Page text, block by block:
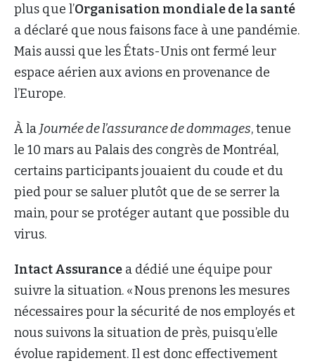
plus que l’Organisation mondiale de la santé
a déclaré que nous faisons face à une pandémie.
Mais aussi que les États-Unis ont fermé leur
espace aérien aux avions en provenance de
l’Europe.
À la Journée de l’assurance de dommages, tenue
le 10 mars au Palais des congrès de Montréal,
certains participants jouaient du coude et du
pied pour se saluer plutôt que de se serrer la
main, pour se protéger autant que possible du
virus.
Intact Assurance a dédié une équipe pour
suivre la situation. « Nous prenons les mesures
nécessaires pour la sécurité de nos employés et
nous suivons la situation de près, puisqu’elle
évolue rapidement. Il est donc effectivement